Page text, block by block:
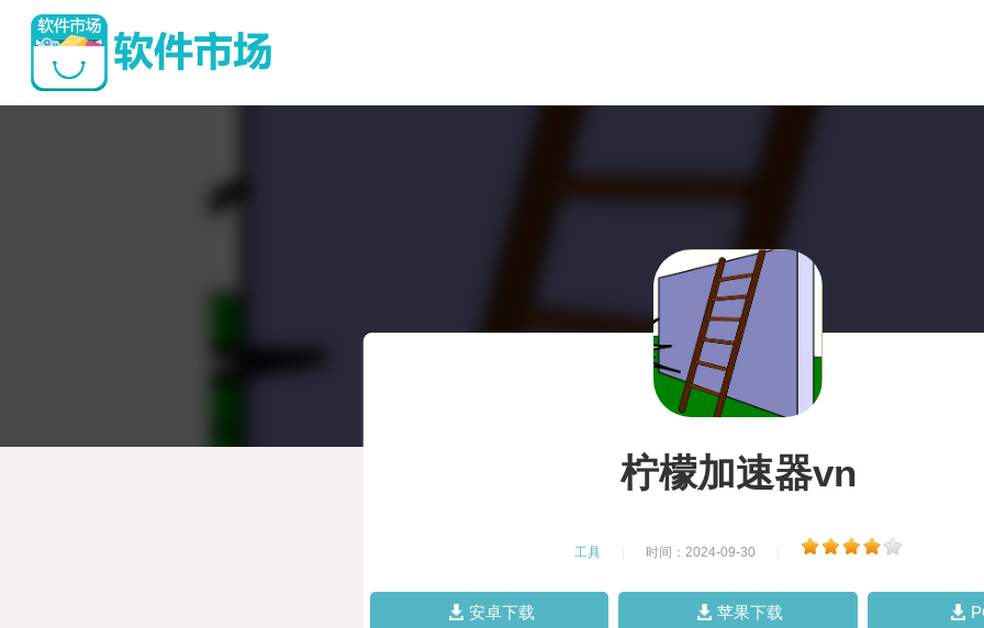
柠檬加速器vn
工具 时间：2024-09-30
安卓下载 苹果下载